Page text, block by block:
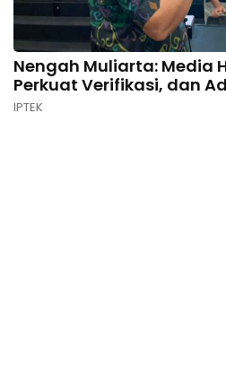
Nengah Muliarta: Media
Perkuat Verifikasi, dan
IPTEK